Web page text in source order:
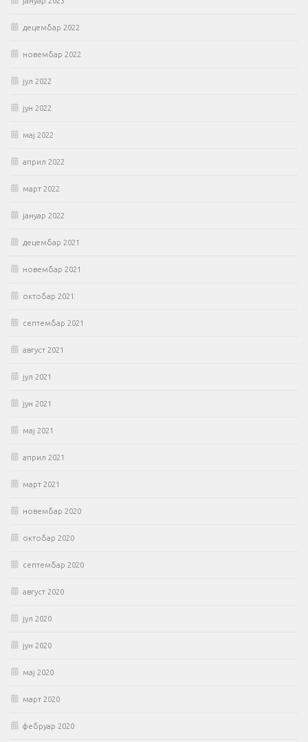
децембар 2022
новембар 2022
јул 2022
јун 2022
мај 2022
април 2022
март 2022
јануар 2022
децембар 2021
новембар 2021
октобар 2021
септембар 2021
август 2021
јул 2021
јун 2021
мај 2021
април 2021
март 2021
новембар 2020
октобар 2020
септембар 2020
август 2020
јул 2020
јун 2020
мај 2020
март 2020
фебруар 2020